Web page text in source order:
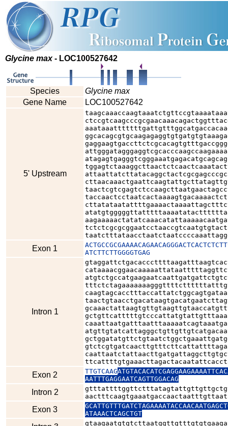
Glycine max- LOC100527642
Species
Glycine max
Gene Name
LOC100527642
5' Upstream
Exon 1
ATCTTCTTGGGGTGAG
Intron 1
Exon 2 TTGTCAAG
AATTTGAGGAATCAGTTGGACAG
Intron 2
Exon 3
ATAAACTCAGCTGT